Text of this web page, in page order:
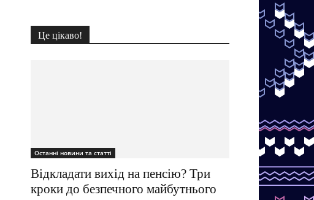
Це цікаво!
Останні новини та статті
Відкладати вихід на пенсію? Три
кроки до безпечного майбутнього